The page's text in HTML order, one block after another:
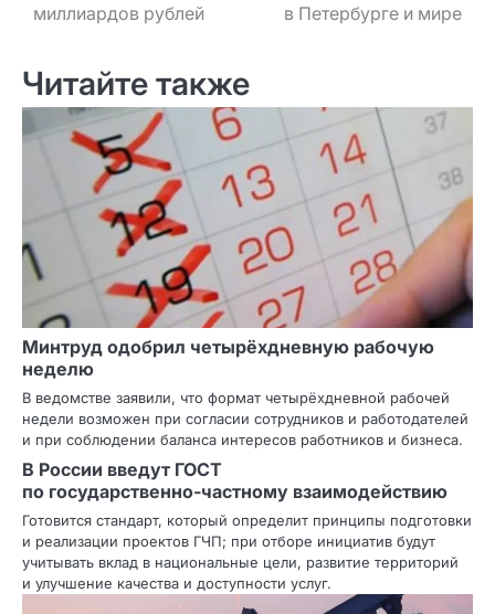
миллиардов рублей
в Петербурге и мире
Читайте также
Минтруд одобрил четырёхдневную рабочую
неделю
В ведомстве заявили, что формат четырёхдневной рабочей
недели возможен при согласии сотрудников и работодателей
и при соблюдении баланса интересов работников и бизнеса.
В России введут ГОСТ
по государственно‑частному взаимодействию
Готовится стандарт, который определит принципы подготовки
и реализации проектов ГЧП; при отборе инициатив будут
учитывать вклад в национальные цели, развитие территорий
и улучшение качества и доступности услуг.